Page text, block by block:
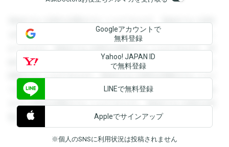
登録すると回答を閲覧することができます。登録すると回答
を閲覧することができます。登録すると回答を閲覧すること
ができます。登録すると回答を閲覧することができます。登
録すると回答を閲覧することができます。登録すると回答を
閲覧することができます。登録すると回答を閲覧することが
できます。登録すると回答を閲覧することができます。登録
すると回答を閲覧することができます。登録すると回答を閲
覧することができます。
Googleアカウントで
無料登録
Yahoo! JAPAN ID
で無料登録
LINEで無料登録
Appleでサインアップ
※個人のSNSに利用状況は投稿されません